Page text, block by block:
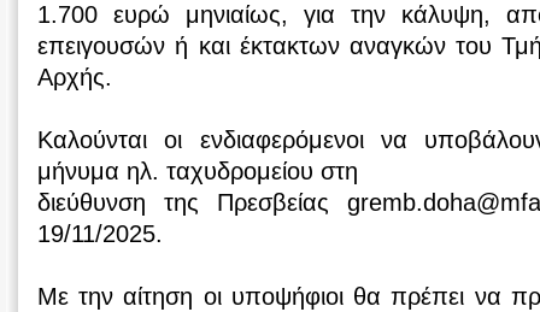
1.700 ευρώ μηνιαίως, για την κάλυψη,
επειγουσών ή και έκτακτων αναγκών του
Αρχής.
Καλούνται οι ενδιαφερόμενοι να
μήνυμα ηλ. ταχυδρομείου στη
διεύθυνση της Πρεσβείας
19/11/2025.
Με την αίτηση οι υποψήφιοι θα πρέπει να